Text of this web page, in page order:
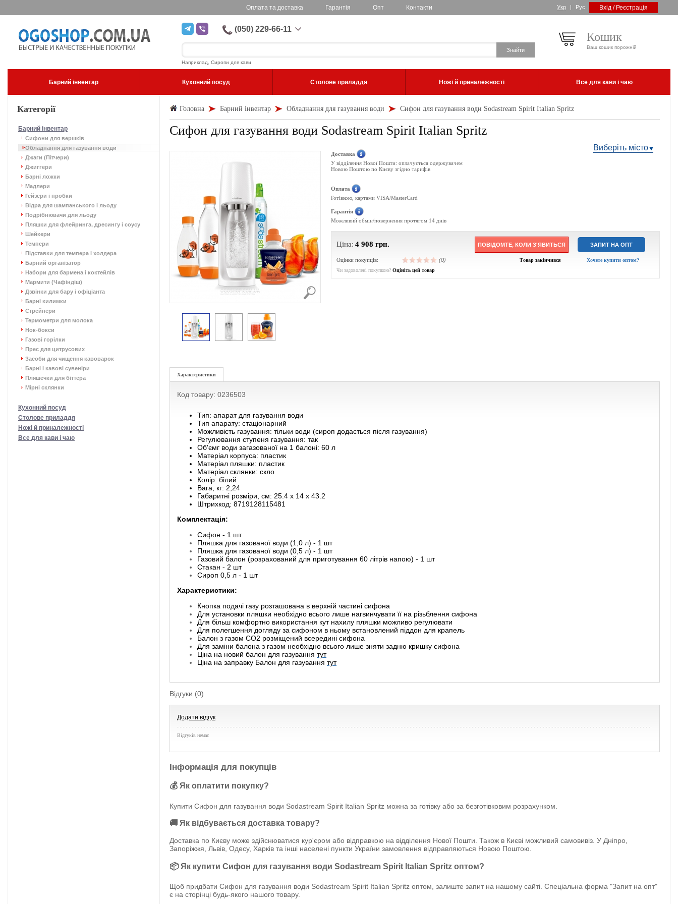
Оплата та доставка Гарантія Опт Контакти Укр | Рус Вхід / Реєстрація
(050) 229-66-11
Наприклад, Сиропи для кави
Кошик
Ваш кошик порожній
Барний інвентар Кухонний посуд Столове приладдя Ножі й приналежності Все для кави і чаю
Категорії
Барний інвентар
Сифони для вершків
Обладнання для газування води
Джаги (Пітчери)
Джиггери
Барні ложки
Мадлери
Гейзери і пробки
Відра для шампанського і льоду
Подрібнювачи для льоду
Пляшки для флейринга, дресингу і соусу
Шейкери
Темпери
Підставки для темпера і холдера
Барний організатор
Набори для бармена і коктейлів
Мармити (Чафіндіш)
Дзвінки для бару і офіціанта
Барні килимки
Стрейнери
Термометри для молока
Нок-бокси
Газові горілки
Прес для цитрусових
Засоби для чищення кавоварок
Барні і кавові сувеніри
Пляшечки для біттера
Мірні склянки
Кухонний посуд
Столове приладдя
Ножі й приналежності
Все для кави і чаю
Головна Барний інвентар Обладнання для газування води Сифон для газування води Sodastream Spirit Italian Spritz
Сифон для газування води Sodastream Spirit Italian Spritz
Виберіть місто
Доставка
У відділення Нової Пошти: оплачується одержувачем
Новою Поштою по Києву згідно тарифів
Оплата
Готівкою, картами VISA/MasterCard
Гарантія
Можливий обмін/повернення протягом 14 днів
Ціна: 4 908 грн. ПОВІДОМТЕ, КОЛИ З'ЯВИТЬСЯ ЗАПИТ НА ОПТ
Оцінки покупців: (0) Товар закінчився
Хочете купити оптом?
Чи задоволені покупкою? Оцініть цей товар
Характеристики
Код товару: 0236503
Тип: апарат для газування води
Тип апарату: стаціонарний
Можливість газування: тільки води (сироп додається після газування)
Регулювання ступеня газування: так
Об'ємг води загазованої на 1 балоні: 60 л
Матеріал корпуса: пластик
Матеріал пляшки: пластик
Матеріал склянки: скло
Колір: білий
Вага, кг: 2,24
Габаритні розміри, см: 25.4 x 14 x 43.2
Штрихкод: 8719128115481
Комплектація:
Сифон - 1 шт
Пляшка для газованої води (1,0 л) - 1 шт
Пляшка для газованої води (0,5 л) - 1 шт
Газовий балон (розрахований для приготування 60 літрів напою) - 1 шт
Стакан - 2 шт
Сироп 0,5 л - 1 шт
Характеристики:
Кнопка подачі газу розташована в верхній частині сифона
Для установки пляшки необхідно всього лише нагвинчувати її на різьблення сифона
Для більш комфортно використання кут нахилу пляшки можливо регулювати
Для полегшення догляду за сифоном в ньому встановлений піддон для крапель
Балон з газом CO2 розміщений всередині сифона
Для заміни балона з газом необхідно всього лише зняти задню кришку сифона
Ціна на новий балон для газування тут
Ціна на заправку Балон для газування тут
Відгуки (0)
Додати відгук
Відгуків немає
Інформація для покупців
💰 Як оплатити покупку?
Купити Сифон для газування води Sodastream Spirit Italian Spritz можна за готівку або за безготівковим розрахунком.
🚚 Як відбувається доставка товару?
Доставка по Києву може здійснюватися кур'єром або відправкою на відділення Нової Пошти. Також в Києві можливий самовивіз. У Дніпро,
Запоріжжя, Львів, Одесу, Харків та інші населені пункти України замовлення відправляються Новою Поштою.
📦 Як купити Сифон для газування води Sodastream Spirit Italian Spritz оптом?
Щоб придбати Сифон для газування води Sodastream Spirit Italian Spritz оптом, залиште запит на нашому сайті. Спеціальна форма "Запит на опт"
є на сторінці будь-якого нашого товару.